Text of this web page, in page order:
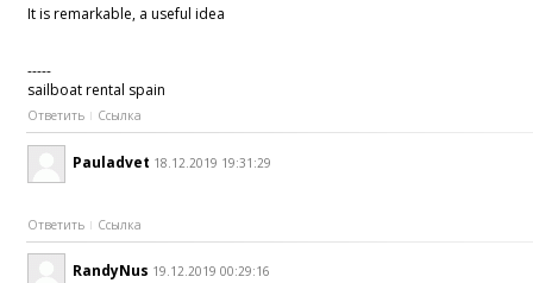
It is remarkable, a useful idea
-----
sailboat rental spain
Ответить Ссылка
Pauladvet 18.12.2019 19:31:29
Ответить Ссылка
RandyNus 19.12.2019 00:29:16